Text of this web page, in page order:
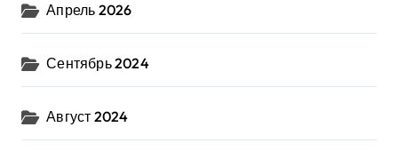
Апрель 2026
Сентябрь 2024
Август 2024